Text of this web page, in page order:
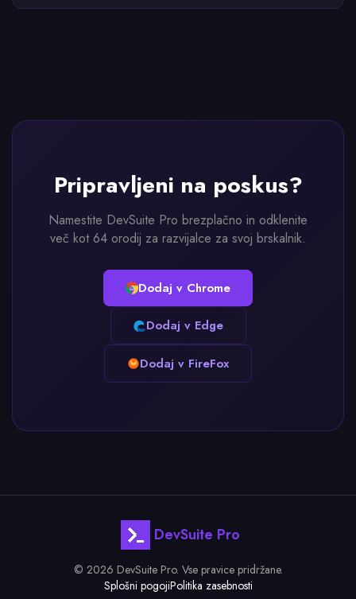
Pripravljeni na poskus?
Namestite DevSuite Pro brezplačno in odklenite
več kot 64 orodij za razvijalce za svoj brskalnik.
Dodaj v Chrome
Dodaj v Edge
Dodaj v FireFox
DevSuite Pro
© 2026 DevSuite Pro. Vse pravice pridržane.
Splošni pogojiPolitika zasebnosti